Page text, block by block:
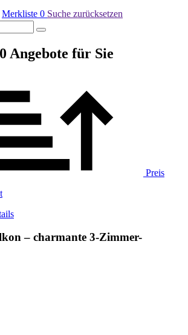
Merkliste 0 Suche zurücksetzen
Angebote für Sie
Preis
– charmante 3-Zimmer-